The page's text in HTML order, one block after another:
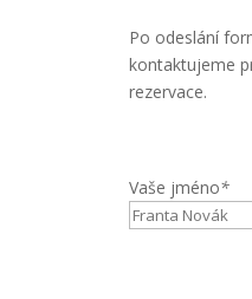
Po odeslání
kontaktujeme
rezervace.
Vaše jméno*